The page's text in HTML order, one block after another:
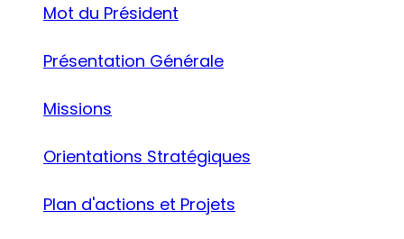
Mot du Président
Présentation Générale
Missions
Orientations Stratégiques
Plan d'actions et Projets